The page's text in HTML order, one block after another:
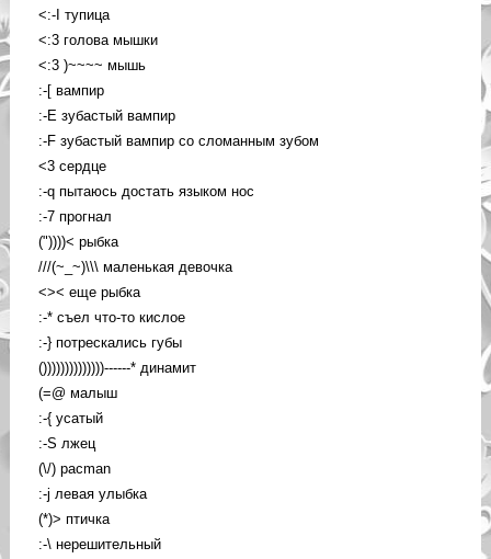
<:-I тупица
<:3 голова мышки
<:3 )~~~~ мышь
:-[ вампир
:-E зубастый вампир
:-F зубастый вампир со сломанным зубом
<3 сердце
:-q пытаюсь достать языком нос
:-7 прогнал
("))))< рыбка
///(~_~)\\\ маленькая девочка
<>< еще рыбка
:-* съел что-то кислое
:-} потрескались губы
())))))))))))))------* динамит
(=@ малыш
:-{ усатый
:-S лжец
(\/) pacman
:-j левая улыбка
(*)> птичка
:-\ нерешительный